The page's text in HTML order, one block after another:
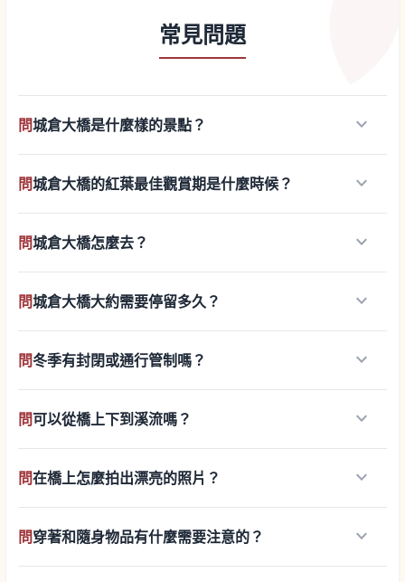
常見問題
問城倉大橋是什麼樣的景點？ keyboard_arrow_down
問城倉大橋的紅葉最佳觀賞期是什麼時候？ keyboard_arrow_down
問城倉大橋怎麼去？ keyboard_arrow_down
問城倉大橋大約需要停留多久？ keyboard_arrow_down
問冬季有封閉或通行管制嗎？ keyboard_arrow_down
問可以從橋上下到溪流嗎？ keyboard_arrow_down
問在橋上怎麼拍出漂亮的照片？ keyboard_arrow_down
問穿著和隨身物品有什麼需要注意的？ keyboard_arrow_down